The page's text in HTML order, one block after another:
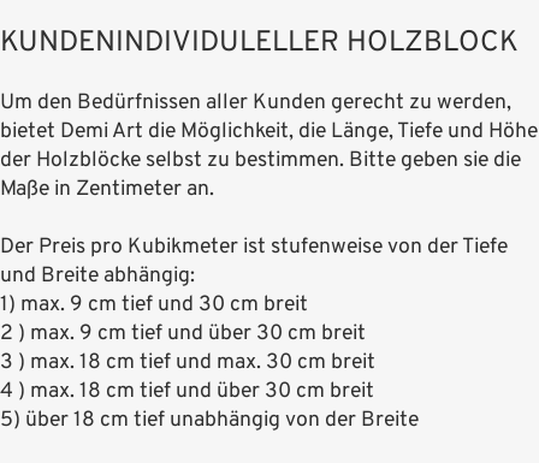
KUNDENINDIVIDULELLER HOLZBLOCK
Um den Bedürfnissen aller Kunden gerecht zu werden,
bietet Demi Art die Möglichkeit, die Länge, Tiefe und Höhe
der Holzblöcke selbst zu bestimmen. Bitte geben sie die
Maße in Zentimeter an.
Der Preis pro Kubikmeter ist stufenweise von der Tiefe
und Breite abhängig:
1) max. 9 cm tief und 30 cm breit
2 ) max. 9 cm tief und über 30 cm breit
3 ) max. 18 cm tief und max. 30 cm breit
4 ) max. 18 cm tief und über 30 cm breit
5) über 18 cm tief unabhängig von der Breite